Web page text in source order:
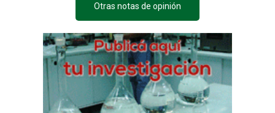
Otras notas de opinión